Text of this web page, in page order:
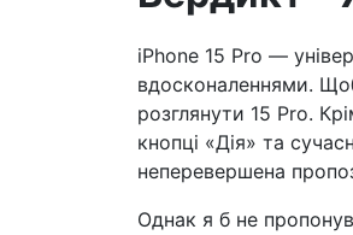
iPhone 15 Pro —
вдосконаленнями.
розглянути 15 Pro.
кнопці «Дія» та
неперевершена
Однак я б не